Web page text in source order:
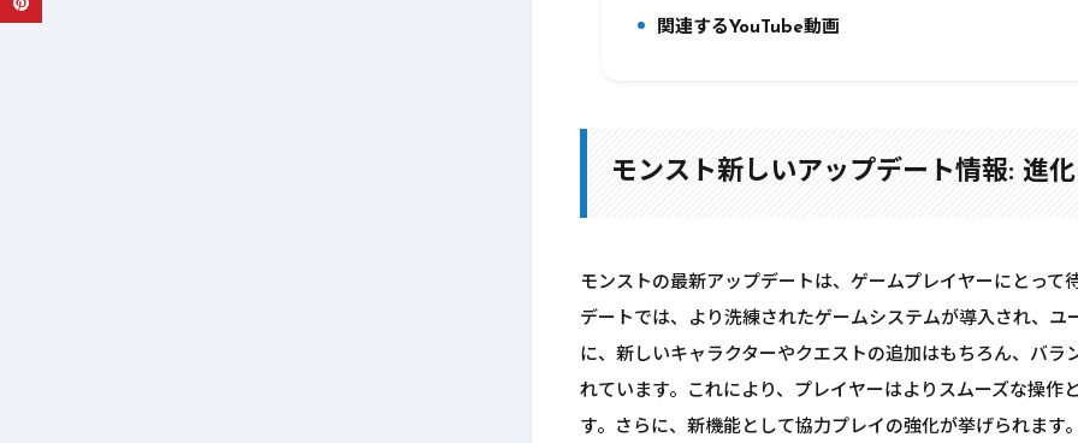
10.
関連するYouTube動画
モンスト新しいアップデート情報: 進
モンストの最新アップデートは、ゲームプレイヤーにとって
デートでは、より洗練されたゲームシステムが導入され、ユ
に、新しいキャラクターやクエストの追加はもちろん、バラ
れています。これにより、プレイヤーはよりスムーズな操作
す。さらに、新機能として協力プレイの強化が挙げられます